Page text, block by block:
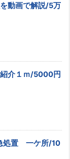
動画で解説/5万
介１ｍ/5000円
処置 一ケ所/10